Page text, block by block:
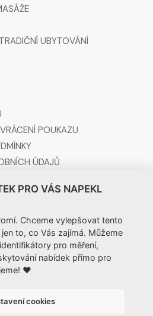
UBYTOVÁNÍ
POUKAZU
ÚDAJŮ
pobyt-pro-dva.cz
PRO VÁS NAPEKL
Chceme vylepšovat tento
to, co Vás zajímá. Můžeme
pro měření,
nabídek přímo pro
❤️
cookies